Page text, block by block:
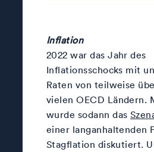
Inflation
2022 war das Jahr des
Inflationsschocks mit
Raten von teilweise
vielen OECD Ländern.
wurde sodann das
einer langanhaltenden
Stagflation diskutiert.